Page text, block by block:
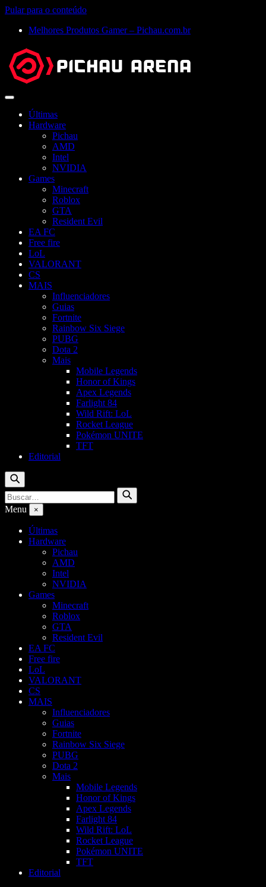
Pular para o conteúdo
Melhores Produtos Gamer – Pichau.com.br
Abrir
Últimas
Hardware
Pichau
AMD
Intel
NVIDIA
Games
Minecraft
Roblox
GTA
Resident Evil
EA FC
Free fire
LoL
VALORANT
CS
MAIS
Influenciadores
Guias
Fortnite
Rainbow Six Siege
PUBG
Dota 2
Mais
Mobile Legends
Honor of Kings
Apex Legends
Farlight 84
Wild Rift: LoL
Rocket League
Pokémon UNITE
TFT
Editorial
Buscar
Buscar
por:
Buscar
Menu ×
Últimas
Hardware
Pichau
AMD
Intel
NVIDIA
Games
Minecraft
Roblox
GTA
Resident Evil
EA FC
Free fire
LoL
VALORANT
CS
MAIS
Influenciadores
Guias
Fortnite
Rainbow Six Siege
PUBG
Dota 2
Mais
Mobile Legends
Honor of Kings
Apex Legends
Farlight 84
Wild Rift: LoL
Rocket League
Pokémon UNITE
TFT
Editorial